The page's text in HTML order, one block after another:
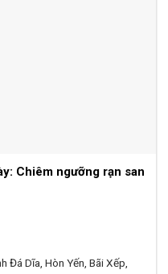
Chiêm ngưỡng rạn san
Đá Dĩa, Hòn Yến, Bãi Xếp,